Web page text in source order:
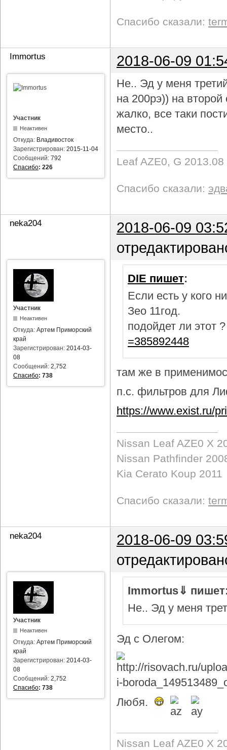
Спасибо сказали:
Immortus 2018-06-09
Участник
Неактивен
Откуда: Владивосток
Зарегистрирован: 2015-11-04
Сообщений: 792
Спасибо: 226
Не.. Эд у меня
на 200рэ)) на
жалко, все таки
место..
Leaf AZE0, G 2013.08
Спасибо сказали:
neka204
2018-06-09
Участник
Неактивен
Откуда: Артем Приморский
край
Зарегистрирован: 2014-03-
08
Сообщений: 2,752
Спасибо: 738
DIE пишет:
Если есть у кого
Зео 11год.
подойдет ли этот
=385892448
там же в
п.с. фильтров для
https://www.exist.ru/
Nissan Leaf AZE0 X
Nissan Pathfinder
Kia Cerato Koup 2011
Спасибо сказали:
neka204
2018-06-09
Участник
Неактивен
Откуда: Артем Приморский
край
Зарегистрирован: 2014-03-
08
Сообщений: 2,752
Спасибо: 738
Immortus⇓
Не.. Эд у меня
Эд с Олегом:
Любя.
Nissan Leaf AZE0 X